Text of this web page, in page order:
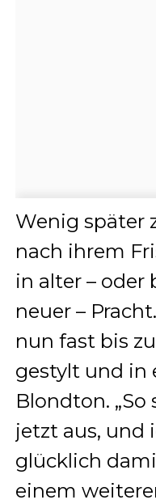
Wenig später
nach ihrem
in alter – oder
neuer –
nun fast bis
gestylt und in
Blondton.
jetzt aus, und
glücklich
einem